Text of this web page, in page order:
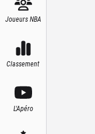
Joueurs NBA
Classement
L'Apéro